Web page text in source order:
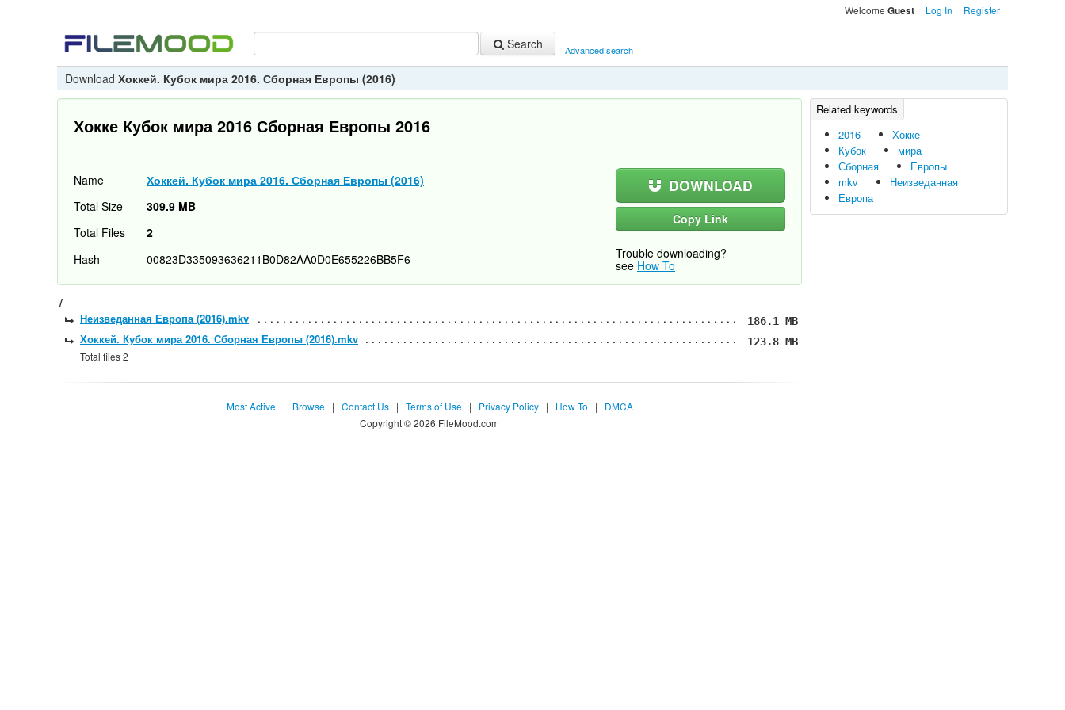
Welcome Guest Log In Register
Search Advanced search
Download Хоккей. Кубок мира 2016. Сборная Европы (2016)
2016
Хокке
Кубок
мира
Сборная
Европы
mkv
Неизведанная
Европа
Хокке Кубок мира 2016 Сборная Европы 2016
Name Хоккей. Кубок мира 2016. Сборная Европы (2016) DOWNLOAD
Copy Link
Trouble downloading?
see How To
Total Size
309.9 MB
Total Files
2
Hash
00823D335093636211B0D82AA0D0E655226BB5F6
/
Неизведанная Европа (2016).mkv 186.1 MB
Хоккей. Кубок мира 2016. Сборная Европы (2016).mkv 123.8 MB
Total files 2
Most Active | Browse | Contact Us | Terms of Use | Privacy Policy | How To |
DMCA
Copyright © 2026 FileMood.com